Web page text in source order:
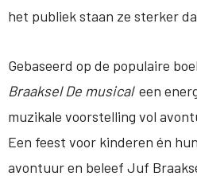
het publiek staan ze sterker
Gebaseerd op de populaire
Braaksel De musical een
muzikale voorstelling vol
Een feest voor kinderen én
avontuur en beleef Juf